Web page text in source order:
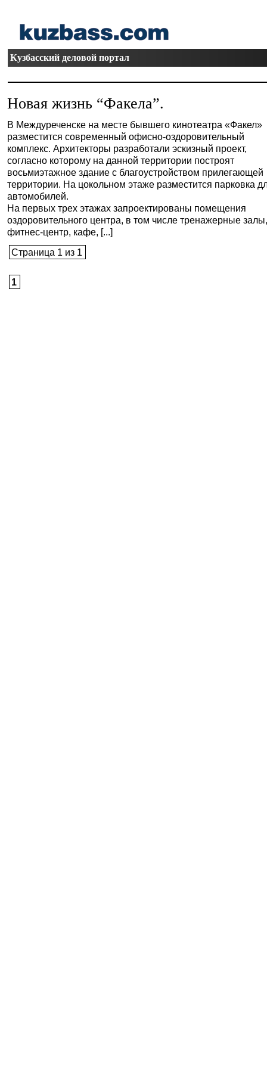
Кузбасский деловой портал
Новая жизнь “Факела”.
В Междуреченске на месте бывшего кинотеатра «Факел»
разместится современный офисно-оздоровительный
комплекс. Архитекторы разработали эскизный проект,
согласно которому на данной территории построят
восьмиэтажное здание с благоустройством прилегающей
территории. На цокольном этаже разместится парковка
автомобилей.
На первых трех этажах запроектированы помещения
оздоровительного центра, в том числе тренажерные
фитнес-центр, кафе, [...]
Страница 1 из 1
1